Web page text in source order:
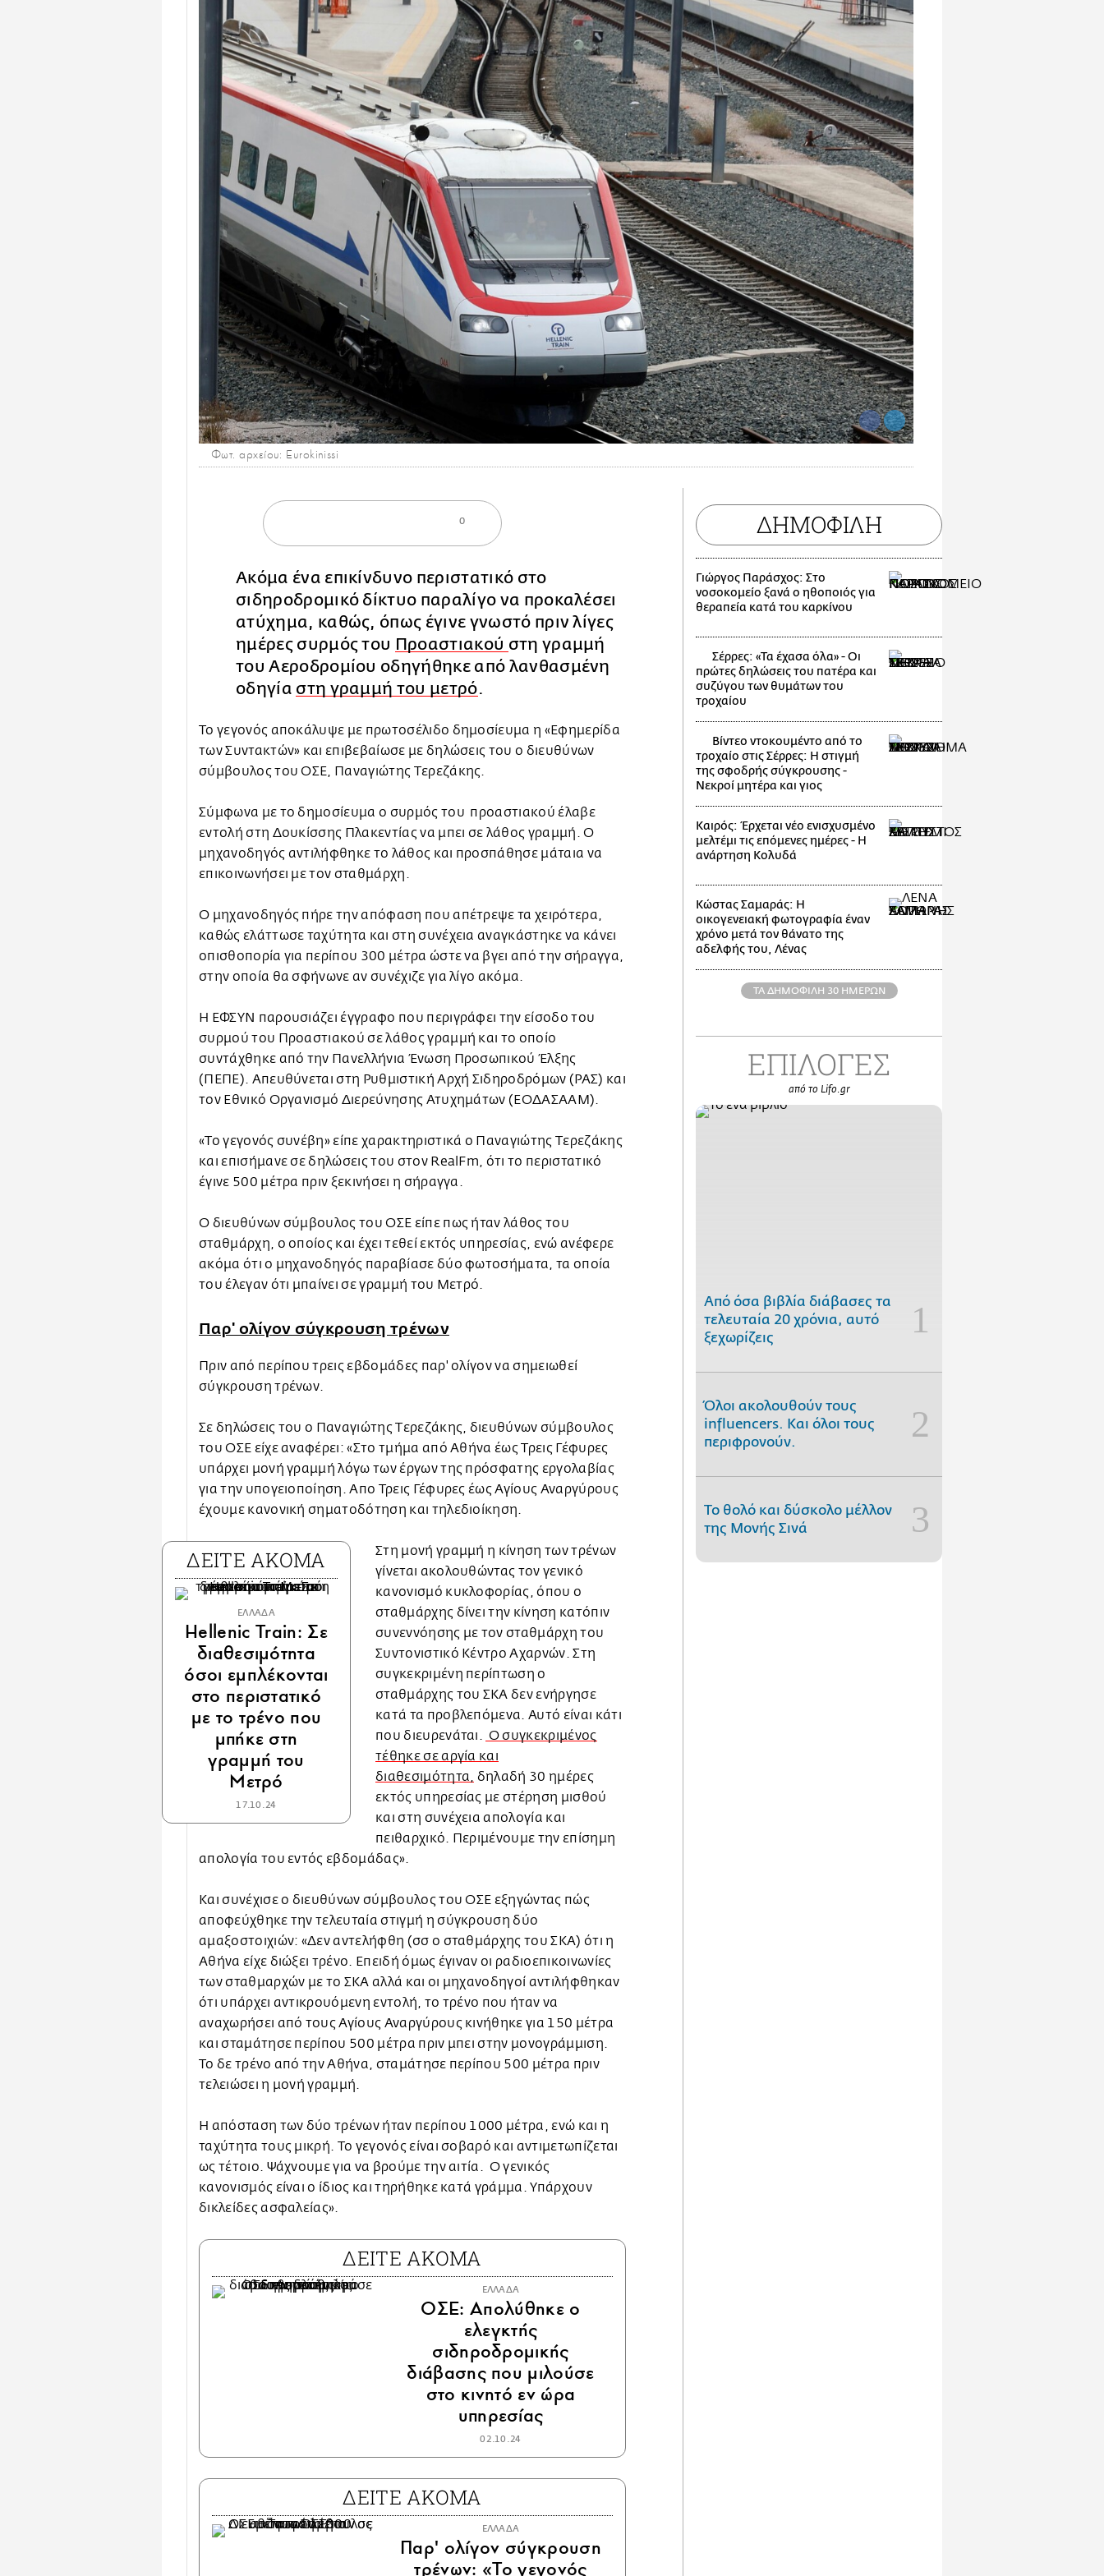
Φωτ. αρχείου: Eurokinissi
0
Ακόμα ένα επικίνδυνο περιστατικό στο
σιδηροδρομικό δίκτυο παραλίγο να προκαλέσει
ατύχημα, καθώς, όπως έγινε γνωστό πριν λίγες
ημέρες συρμός του Προαστιακού στη γραμμή
του Αεροδρομίου οδηγήθηκε από λανθασμένη
οδηγία στη γραμμή του μετρό.
Το γεγονός αποκάλυψε με πρωτοσέλιδο δημοσίευμα η «Εφημερίδα
των Συντακτών» και επιβεβαίωσε με δηλώσεις του ο διευθύνων
σύμβουλος του ΟΣΕ, Παναγιώτης Τερεζάκης.
Σύμφωνα με το δημοσίευμα ο συρμός του προαστιακού έλαβε
εντολή στη Δουκίσσης Πλακεντίας να μπει σε λάθος γραμμή. Ο
μηχανοδηγός αντιλήφθηκε το λάθος και προσπάθησε μάταια να
επικοινωνήσει με τον σταθμάρχη.
Ο μηχανοδηγός πήρε την απόφαση που απέτρεψε τα χειρότερα,
καθώς ελάττωσε ταχύτητα και στη συνέχεια αναγκάστηκε να κάνει
οπισθοπορία για περίπου 300 μέτρα ώστε να βγει από την σήραγγα,
στην οποία θα σφήνωνε αν συνέχιζε για λίγο ακόμα.
Η ΕΦΣΥΝ παρουσιάζει έγγραφο που περιγράφει την είσοδο του
συρμού του Προαστιακού σε λάθος γραμμή και το οποίο
συντάχθηκε από την Πανελλήνια Ένωση Προσωπικού Έλξης
(ΠΕΠΕ). Απευθύνεται στη Ρυθμιστική Αρχή Σιδηροδρόμων (ΡΑΣ) και
τον Εθνικό Οργανισμό Διερεύνησης Ατυχημάτων (ΕΟΔΑΣΑΑΜ).
«Το γεγονός συνέβη» είπε χαρακτηριστικά ο Παναγιώτης Τερεζάκης
και επισήμανε σε δηλώσεις του στον RealFm, ότι το περιστατικό
έγινε 500 μέτρα πριν ξεκινήσει η σήραγγα.
Ο διευθύνων σύμβουλος του ΟΣΕ είπε πως ήταν λάθος του
σταθμάρχη, ο οποίος και έχει τεθεί εκτός υπηρεσίας, ενώ ανέφερε
ακόμα ότι ο μηχανοδηγός παραβίασε δύο φωτοσήματα, τα οποία
του έλεγαν ότι μπαίνει σε γραμμή του Μετρό.
Παρ' ολίγον σύγκρουση τρένων
Πριν από περίπου τρεις εβδομάδες παρ' ολίγον να σημειωθεί
σύγκρουση τρένων.
Σε δηλώσεις του ο Παναγιώτης Τερεζάκης, διευθύνων σύμβουλος
του ΟΣΕ είχε αναφέρει: «Στο τμήμα από Αθήνα έως Τρεις Γέφυρες
υπάρχει μονή γραμμή λόγω των έργων της πρόσφατης εργολαβίας
για την υπογειοποίηση. Απο Τρεις Γέφυρες έως Αγίους Αναργύρους
έχουμε κανονική σηματοδότηση και τηλεδιοίκηση.
ΔΕΙΤΕ ΑΚΟΜΑ
ΕΛΛΑΔΑ
Hellenic Train: Σε
διαθεσιμότητα
όσοι εμπλέκονται
στο περιστατικό
με το τρένο που
μπήκε στη
γραμμή του
Μετρό
17.10.24
Στη μονή γραμμή η κίνηση των τρένων
γίνεται ακολουθώντας τον γενικό
κανονισμό κυκλοφορίας, όπου ο
σταθμάρχης δίνει την κίνηση κατόπιν
συνεννόησης με τον σταθμάρχη του
Συντονιστικό Κέντρο Αχαρνών. Στη
συγκεκριμένη περίπτωση ο
σταθμάρχης του ΣΚΑ δεν ενήργησε
κατά τα προβλεπόμενα. Αυτό είναι κάτι
που διευρενάται. Ο συγκεκριμένος
τέθηκε σε αργία και
διαθεσιμότητα, δηλαδή 30 ημέρες
εκτός υπηρεσίας με στέρηση μισθού
και στη συνέχεια απολογία και
πειθαρχικό. Περιμένουμε την επίσημη
απολογία του εντός εβδομάδας».
Και συνέχισε ο διευθύνων σύμβουλος του ΟΣΕ εξηγώντας πώς
αποφεύχθηκε την τελευταία στιγμή η σύγκρουση δύο
αμαξοστοιχιών: «Δεν αντελήφθη (σσ ο σταθμάρχης του ΣΚΑ) ότι η
Αθήνα είχε διώξει τρένο. Επειδή όμως έγιναν οι ραδιοεπικοινωνίες
των σταθμαρχών με το ΣΚΑ αλλά και οι μηχανοδηγοί αντιλήφθηκαν
ότι υπάρχει αντικρουόμενη εντολή, το τρένο που ήταν να
αναχωρήσει από τους Αγίους Αναργύρους κινήθηκε για 150 μέτρα
και σταμάτησε περίπου 500 μέτρα πριν μπει στην μονογράμμιση.
Το δε τρένο από την Αθήνα, σταμάτησε περίπου 500 μέτρα πριν
τελειώσει η μονή γραμμή.
Η απόσταση των δύο τρένων ήταν περίπου 1000 μέτρα, ενώ και η
ταχύτητα τους μικρή. Το γεγονός είναι σοβαρό και αντιμετωπίζεται
ως τέτοιο. Ψάχνουμε για να βρούμε την αιτία. Ο γενικός
κανονισμός είναι ο ίδιος και τηρήθηκε κατά γράμμα. Υπάρχουν
δικλείδες ασφαλείας».
ΔΕΙΤΕ ΑΚΟΜΑ
ΕΛΛΑΔΑ
ΟΣΕ: Απολύθηκε ο
ελεγκτής
σιδηροδρομικής
διάβασης που μιλούσε
στο κινητό εν ώρα
υπηρεσίας
02.10.24
ΔΕΙΤΕ ΑΚΟΜΑ
ΕΛΛΑΔΑ
Παρ' ολίγον σύγκρουση
τρένων: «Το γεγονός
ΔΗΜΟΦΙΛΗ
Γιώργος Παράσχος: Στο
νοσοκομείο ξανά ο ηθοποιός για
θεραπεία κατά του καρκίνου
Σέρρες: «Τα έχασα όλα» - Οι
πρώτες δηλώσεις του πατέρα και
συζύγου των θυμάτων του
τροχαίου
Βίντεο ντοκουμέντο από το
τροχαίο στις Σέρρες: Η στιγμή
της σφοδρής σύγκρουσης -
Νεκροί μητέρα και γιος
Καιρός: Έρχεται νέο ενισχυσμένο
μελτέμι τις επόμενες ημέρες - Η
ανάρτηση Κολυδά
Κώστας Σαμαράς: Η
οικογενειακή φωτογραφία έναν
χρόνο μετά τον θάνατο της
αδελφής του, Λένας
ΤΑ ΔΗΜΟΦΙΛΗ 30 ΗΜΕΡΩΝ
ΕΠΙΛΟΓΕΣ
από το Lifo.gr
Από όσα βιβλία διάβασες τα
τελευταία 20 χρόνια, αυτό
ξεχωρίζεις
Όλοι ακολουθούν τους
influencers. Και όλοι τους
περιφρονούν.
Το θολό και δύσκολο μέλλον
της Μονής Σινά